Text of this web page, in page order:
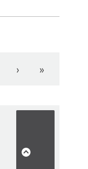
Nächste Seite
› Letzte Seite
»